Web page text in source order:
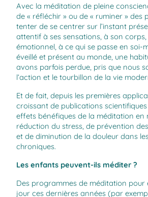
Avec la méditation de pleine
de « réfléchir » ou de « ruminer » des
tenter de se centrer sur l’instant
attentif à ses sensations, à son
émotionnel, à ce qui se passe en soi-
éveillé et présent au monde, une
avons parfois perdue, pris que nous
l’action et le tourbillon de la vie
Et de fait, depuis les premières
croissant de publications
effets bénéfiques de la méditation en
réduction du stress, de prévention
et de diminution de la douleur dans
chroniques.
Les enfants peuvent-ils méditer ?
Des programmes de méditation pour
jour ces dernières années (par